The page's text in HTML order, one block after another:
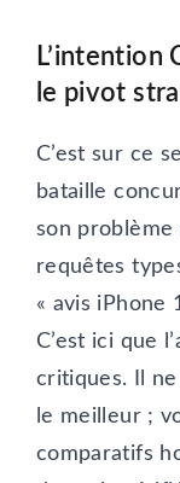
L’intention
le pivot
C’est sur ce
bataille
son problème
requêtes
« avis iPhone
C’est ici que
critiques. Il
le meilleur ;
comparatifs